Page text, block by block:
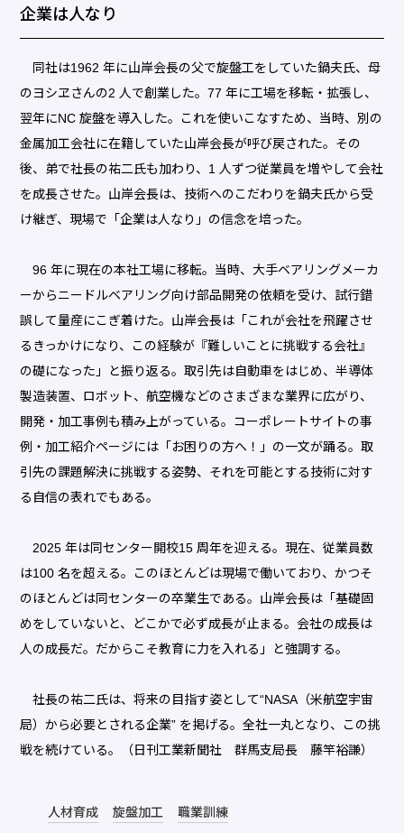
企業は人なり
同社は1962 年に山岸会長の父で旋盤工をしていた鍋夫氏、母
のヨシヱさんの2 人で創業した。77 年に工場を移転・拡張し、
翌年にNC 旋盤を導入した。これを使いこなすため、当時、別の
金属加工会社に在籍していた山岸会長が呼び戻された。その
後、弟で社長の祐二氏も加わり、1 人ずつ従業員を増やして会社
を成長させた。山岸会長は、技術へのこだわりを鍋夫氏から受
け継ぎ、現場で「企業は人なり」の信念を培った。
96 年に現在の本社工場に移転。当時、大手ベアリングメーカ
ーからニードルベアリング向け部品開発の依頼を受け、試行錯
誤して量産にこぎ着けた。山岸会長は「これが会社を飛躍させ
るきっかけになり、この経験が『難しいことに挑戦する会社』
の礎になった」と振り返る。取引先は自動車をはじめ、半導体
製造装置、ロボット、航空機などのさまざまな業界に広がり、
開発・加工事例も積み上がっている。コーポレートサイトの事
例・加工紹介ページには「お困りの方へ！」の一文が踊る。取
引先の課題解決に挑戦する姿勢、それを可能とする技術に対す
る自信の表れでもある。
2025 年は同センター開校15 周年を迎える。現在、従業員数
は100 名を超える。このほとんどは現場で働いており、かつそ
のほとんどは同センターの卒業生である。山岸会長は「基礎固
めをしていないと、どこかで必ず成長が止まる。会社の成長は
人の成長だ。だからこそ教育に力を入れる」と強調する。
社長の祐二氏は、将来の目指す姿として“NASA（米航空宇宙
局）から必要とされる企業” を掲げる。全社一丸となり、この挑
戦を続けている。（日刊工業新聞社 群馬支局長 藤竿裕謙）
人材育成 旋盤加工 職業訓練